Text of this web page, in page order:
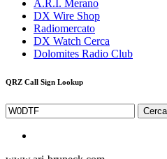
A.R.I. Merano
DX Wire Shop
Radiomercato
DX Watch Cerca
Dolomites Radio Club
QRZ Call Sign Lookup